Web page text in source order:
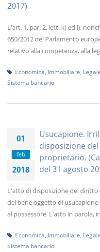
2017)
L'art. 1, par. 2, lett. k) ed l),
650/2012 del Parlamento
relativo alla competenza, alla
Economica Immobiliare Legale
Sistema bancario
01
feb
2018
Usucapione.
disposizione
proprietario.
del 31 agosto
L'atto di disposizione del
del bene oggetto di
al possessore. L'atto in parola,
Economica Immobiliare Legale
Sistema bancario